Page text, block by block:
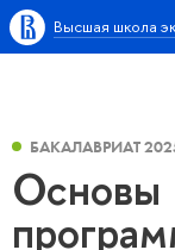
Высшая школа
БАКАЛАВРИАТ
Основы